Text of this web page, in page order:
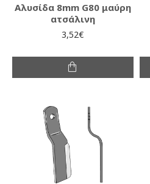
Αλυσίδα 8mm G80 μαύρη
ατσάλινη
3,52€